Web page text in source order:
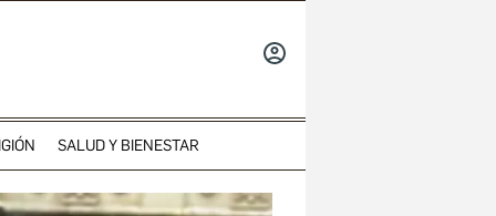
SALUD Y BIENESTAR